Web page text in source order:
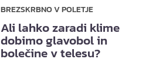
BREZSKRBNO V POLETJE
Ali lahko zaradi klime
dobimo glavobol in
bolečine v telesu?